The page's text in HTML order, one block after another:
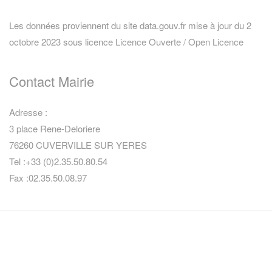
Les données proviennent du site data.gouv.fr mise à jour du 2
octobre 2023 sous licence Licence Ouverte / Open Licence
Contact Mairie
Adresse :
3 place Rene-Deloriere
76260 CUVERVILLE SUR YERES
Tel :+33 (0)2.35.50.80.54
Fax :02.35.50.08.97